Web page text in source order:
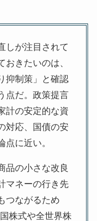
しが注目されて
きたいのは、
抑制策」と確認
点だ。政策提言
計の安定的な資
対応、国債の安
に近い。
品の小さな改良
マネーの行き先
つながるため
株式や全世界株